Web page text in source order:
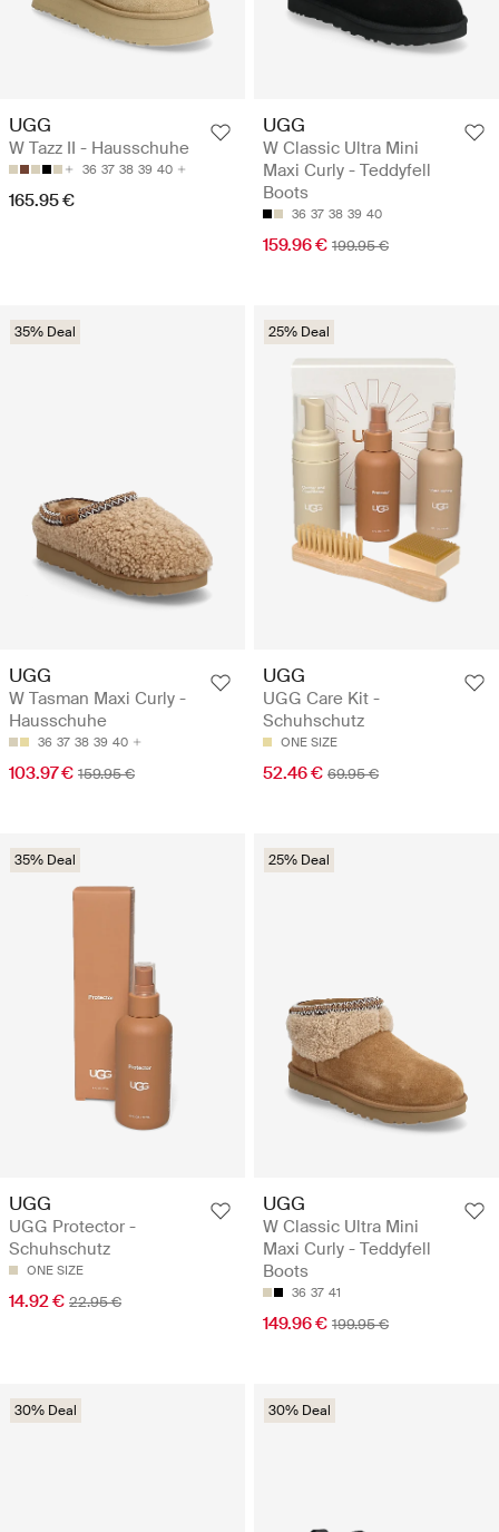
UGG
W Tazz II - Hausschuhe
36 37 38 39 40
165.95 €
UGG
W Classic Ultra Mini
Maxi Curly - Teddyfell
Boots
36 37 38 39 40
159.96 € 199.95 €
35% Deal
UGG
W Tasman Maxi Curly -
Hausschuhe
36 37 38 39 40
103.97 € 159.95 €
25% Deal
UGG
UGG Care Kit -
Schuhschutz
ONE SIZE
52.46 € 69.95 €
35% Deal
UGG
UGG Protector -
Schuhschutz
ONE SIZE
14.92 € 22.95 €
25% Deal
UGG
W Classic Ultra Mini
Maxi Curly - Teddyfell
Boots
36 37 41
149.96 € 199.95 €
30% Deal 30% Deal